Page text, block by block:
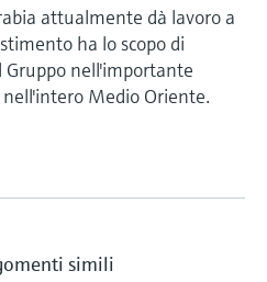
attualmente dà lavoro a
ha lo scopo di
Gruppo nell'importante
Medio Oriente.
simili